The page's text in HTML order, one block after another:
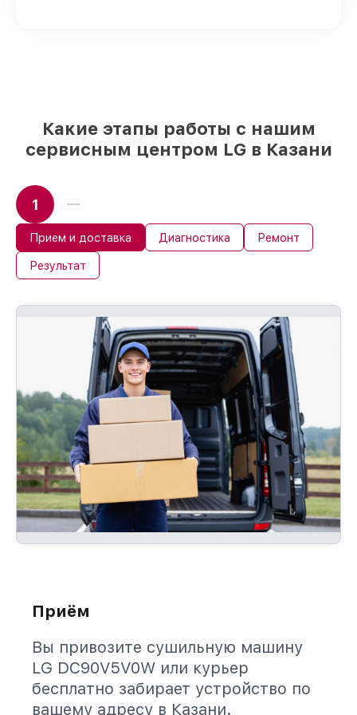
Какие этапы работы с нашим
сервисным центром LG в Казани
1
Прием и доставка Диагностика Ремонт
Результат
Приём
Вы привозите сушильную машину
LG DC90V5V0W или курьер
бесплатно забирает устройство по
вашему адресу в Казани.